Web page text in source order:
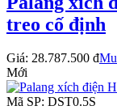
treo cố định
Giá: 28.787.500 đ
Mới
Mã SP: DST0.5S